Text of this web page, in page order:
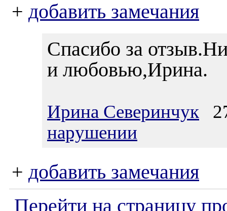
+ добавить замечания
Спасибо за
и любовью,Ирина.
Ирина Северинчук
нарушении
+ добавить замечания
Перейти на страницу